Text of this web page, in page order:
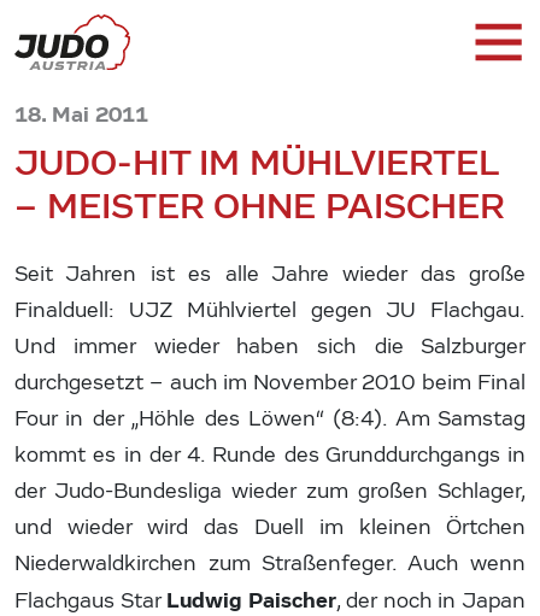
18. Mai 2011
JUDO-HIT IM MÜHLVIERTEL
– MEISTER OHNE PAISCHER
Seit Jahren ist es alle Jahre wieder das große
Finalduell: UJZ Mühlviertel gegen JU Flachgau.
Und immer wieder haben sich die Salzburger
durchgesetzt – auch im November 2010 beim Final
Four in der „Höhle des Löwen“ (8:4). Am Samstag
kommt es in der 4. Runde des Grunddurchgangs in
der Judo-Bundesliga wieder zum großen Schlager,
und wieder wird das Duell im kleinen Örtchen
Niederwaldkirchen zum Straßenfeger. Auch wenn
Flachgaus StarLudwig Paischer, der noch in Japan